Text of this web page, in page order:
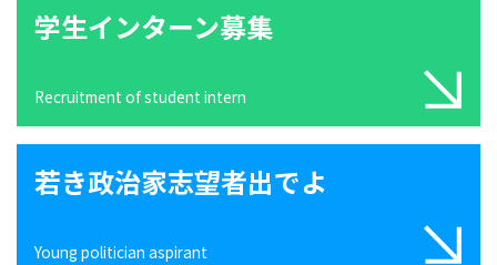
学生インターン募集
Recruitment of student intern
若き政治家志望者出でよ
Young politician aspirant